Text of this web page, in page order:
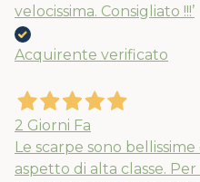
velocissima. Consigliato !!!’
Acquirente verificato
2 Giorni Fa
Le scarpe sono
aspetto di alta classe.